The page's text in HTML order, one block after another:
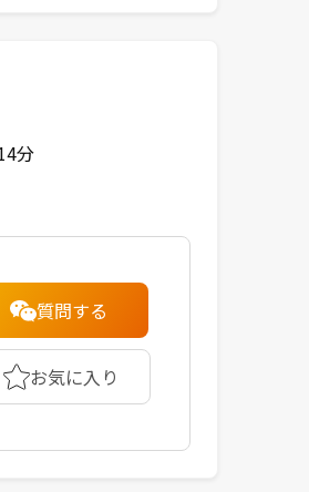
分
質問する
お気に入り